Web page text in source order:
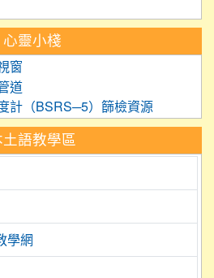
心靈小棧
道
計（BSRS─5）篩檢資源
土語教學區
學網